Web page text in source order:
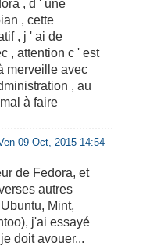
, d ' une
, cette
, j ' ai de
, attention c ' est
merveille avec
, au
à faire
09 Oct, 2015 14:54
de Fedora, et
autres
Mint,
j'ai essayé
doit avouer...